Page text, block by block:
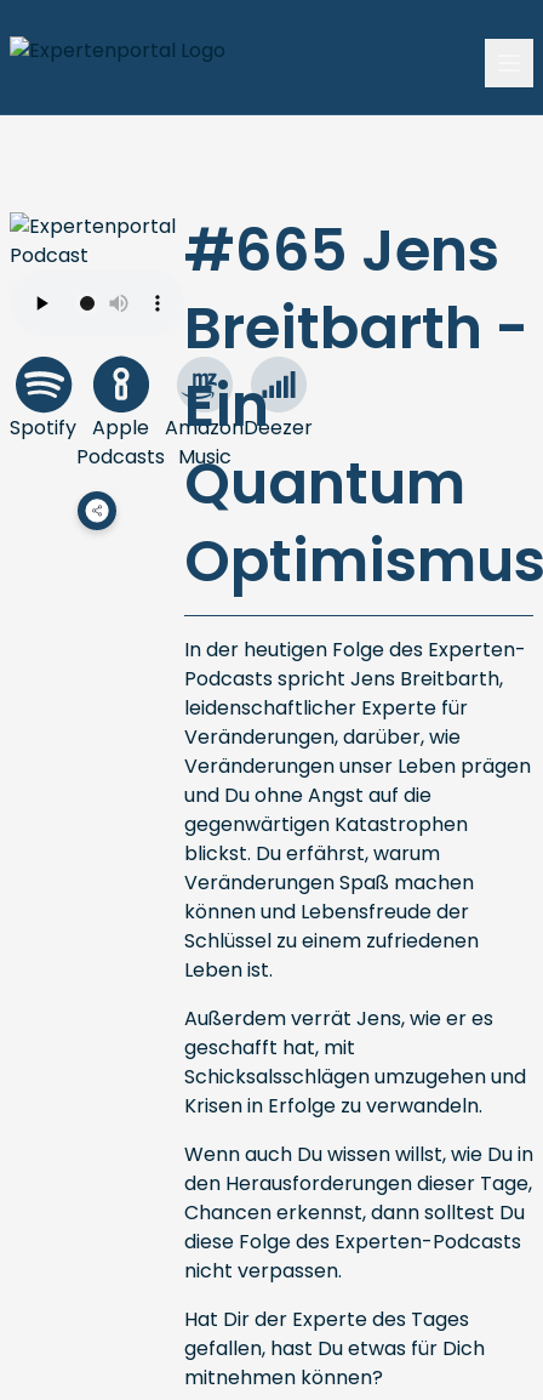
Spotify Apple
Podcasts
Amazon
Music
Deezer
#665 Jens
Breitbarth -
Ein
Quantum
In der heutigen Folge des Experten-
Podcasts spricht Jens Breitbarth,
leidenschaftlicher Experte für
Veränderungen, darüber, wie
Veränderungen unser Leben prägen
und Du ohne Angst auf die
gegenwärtigen Katastrophen
blickst. Du erfährst, warum
Veränderungen Spaß machen
können und Lebensfreude der
Schlüssel zu einem zufriedenen
Leben ist.
Außerdem verrät Jens, wie er es
geschafft hat, mit
Schicksalsschlägen umzugehen und
Krisen in Erfolge zu verwandeln.
Wenn auch Du wissen willst, wie Du in
den Herausforderungen dieser Tage,
Chancen erkennst, dann solltest Du
diese Folge des Experten-Podcasts
nicht verpassen.
Hat Dir der Experte des Tages
gefallen, hast Du etwas für Dich
mitnehmen können?